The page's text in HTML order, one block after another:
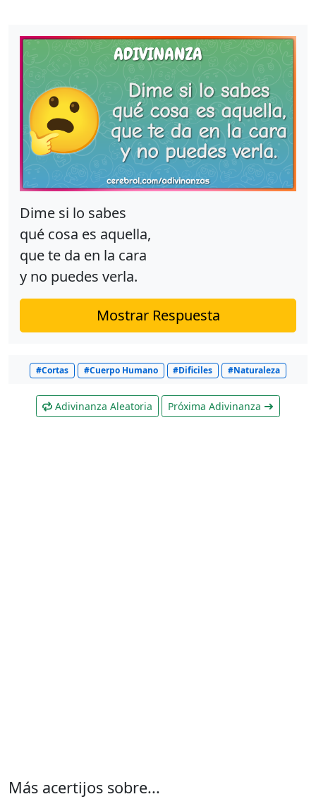
Dime si lo sabes
qué cosa es aquella,
que te da en la cara
y no puedes verla.
Mostrar Respuesta
#Cortas #Cuerpo Humano #Dificiles #Naturaleza
Adivinanza Aleatoria Próxima Adivinanza
Más acertijos sobre...